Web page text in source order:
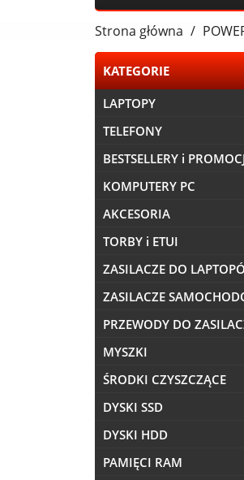
Strona główna
KATEGORIE
LAPTOPY
TELEFONY
BESTSELLERY i
KOMPUTERY PC
AKCESORIA
TORBY i ETUI
ZASILACZE DO
ZASILACZE
PRZEWODY DO
MYSZKI
ŚRODKI CZYSZCZĄCE
DYSKI SSD
DYSKI HDD
PAMIĘCI RAM